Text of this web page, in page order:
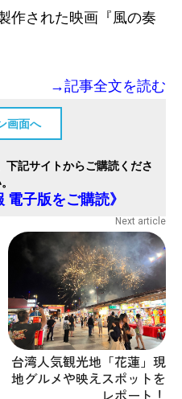
作された映画『風の奏
→記事全文を読む
画面へ
下記サイトからご購読くださ
電子版をご購読》
Next article
台湾人気観光地「花蓮」現
地グルメや映えスポットを
レポート！